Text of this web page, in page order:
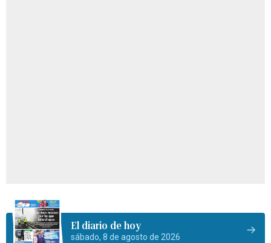
El diario de hoy
sábado, 8 de agosto de 2026